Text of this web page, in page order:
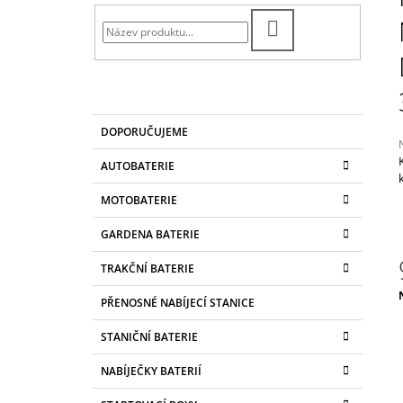
kategorie
K
T
G
O
R
E
DOPORUČUJEME
AUTOBATERIE
MOTOBATERIE
GARDENA BATERIE
TRAKČNÍ BATERIE
PŘENOSNÉ NABÍJECÍ STANICE
STANIČNÍ BATERIE
NABÍJEČKY BATERIÍ
299 Kč